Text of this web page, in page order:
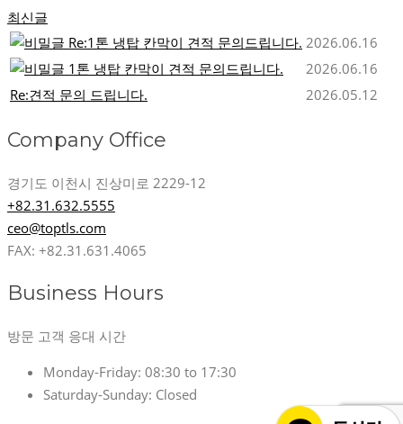
최신글
Re:1톤 냉탑 칸막이 견적 문의드립니다. 2026.06.16
1톤 냉탑 칸막이 견적 문의드립니다.
2026.06.16
Re:견적 문의 드립니다.
2026.05.12
Company Office
경기도 이천시 진상미로 2229-12
+82.31.632.5555
ceo@toptls.com
FAX: +82.31.631.4065
Business Hours
방문 고객 응대 시간
Monday-Friday: 08:30 to 17:30
Saturday-Sunday: Closed